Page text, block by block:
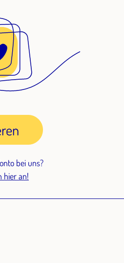
bei uns?
hier an!